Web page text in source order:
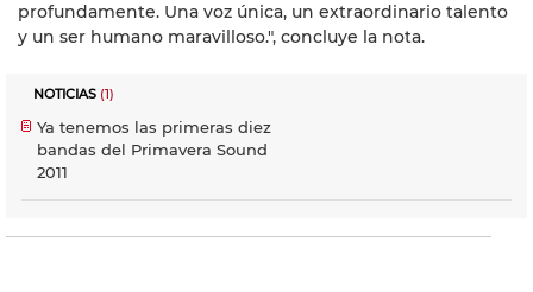
profundamente. Una voz única, un extraordinario talento
y un ser humano maravilloso.", concluye la nota.
NOTICIAS (1)
Ya tenemos las primeras diez
bandas del Primavera Sound
2011